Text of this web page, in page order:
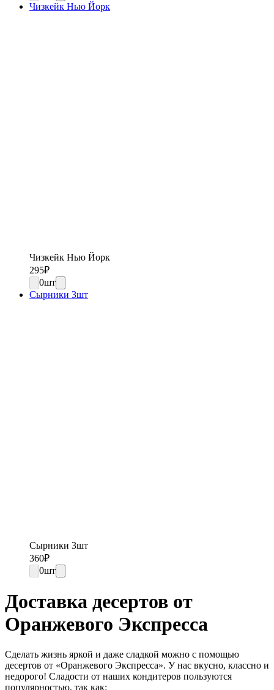
Чизкейк Нью Йорк
Чизкейк Нью Йорк
295₽
0шт
Сырники 3шт
Сырники 3шт
360₽
0шт
Доставка десертов от
Оранжевого Экспресса
Сделать жизнь яркой и даже сладкой можно с помощью
десертов от «Оранжевого Экспресса». У нас вкусно, классно и
недорого! Сладости от наших кондитеров пользуются
популярностью, так как: